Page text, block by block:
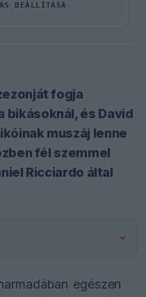
BEÁLLÍTÁSA
fogja
bikásoknál, és David
muszáj lenne
fél szemmel
Ricciardo által
egészen